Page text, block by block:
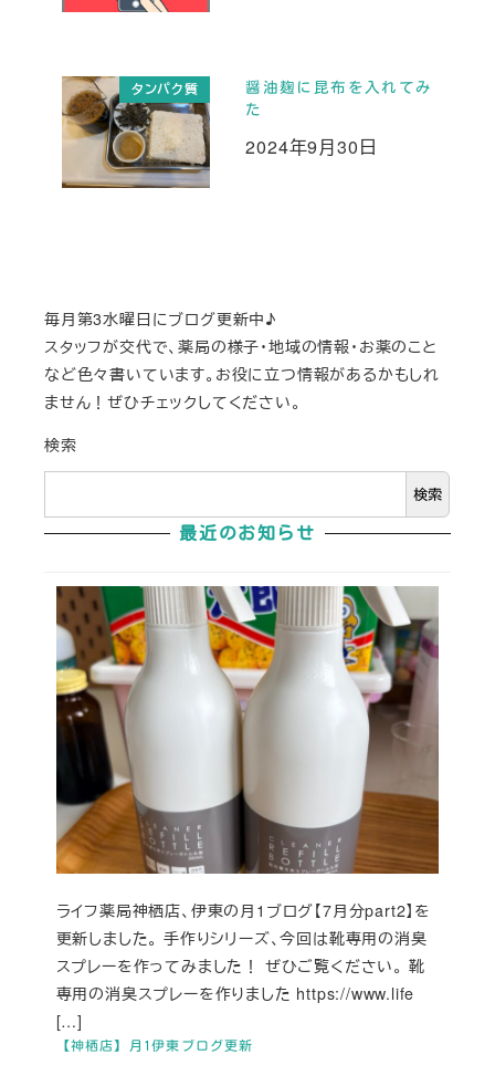
タンパク質
醤油麹に昆布を入れてみ
た
投稿日
2024年9月30日
毎月第3水曜日にブログ更新中♪
スタッフが交代で、薬局の様子・地域の情報・お薬のこと
など色々書いています。お役に立つ情報があるかもしれ
ません！ぜひチェックしてください。
検索
検索
最近のお知らせ
【神栖店】月1伊東ブログ更新
ライフ薬局神栖店、伊東の月1ブログ【7月分part2】を
更新しました。 手作りシリーズ、今回は靴専用の消臭
スプレーを作ってみました！ ぜひご覧ください。 靴
専用の消臭スプレーを作りました https://www.life
[…]